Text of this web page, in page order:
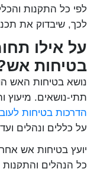
לפי כל התקנות
לכך, שיבדוק את
על אילו
בטיחות
נושא בטיחות האש
תתי-נושאים. מיעוץ
הדרכות בטיחות
על כללים ונהלים
יועץ בטיחות אש
כל הנהלים